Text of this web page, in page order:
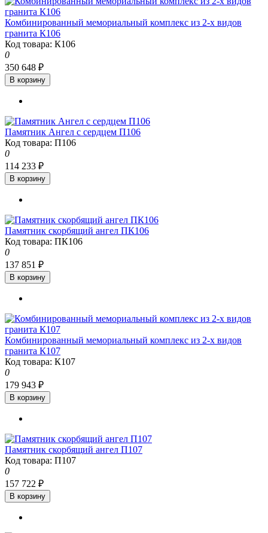
Комбинированный мемориальный комплекс из 2-х видов
гранита К106
Код товара: К106
0
350 648 ₽
В корзину
Памятник Ангел с сердцем П106
Код товара: П106
0
114 233 ₽
В корзину
Памятник скорбящий ангел ПК106
Код товара: ПК106
0
137 851 ₽
В корзину
Комбинированный мемориальный комплекс из 2-х видов
гранита К107
Код товара: К107
0
179 943 ₽
В корзину
Памятник скорбящий ангел П107
Код товара: П107
0
157 722 ₽
В корзину